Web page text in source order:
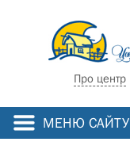
Про центр
МЕНЮ САЙТУ